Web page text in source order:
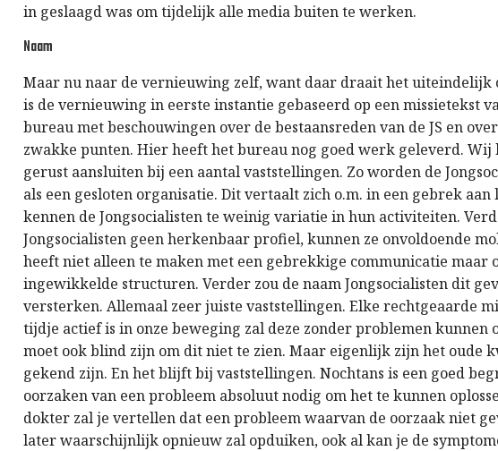
in geslaagd was om tijdelijk alle media buiten te werken.
Naam
Maar nu naar de vernieuwing zelf, want daar draait het uiteindelijk
is de vernieuwing in eerste instantie gebaseerd op een missietekst
bureau met beschouwingen over de bestaansreden van de JS en
zwakke punten. Hier heeft het bureau nog goed werk geleverd. Wij
gerust aansluiten bij een aantal vaststellingen. Zo worden de
als een gesloten organisatie. Dit vertaalt zich o.m. in een gebrek aan
kennen de Jongsocialisten te weinig variatie in hun activiteiten.
Jongsocialisten geen herkenbaar profiel, kunnen ze onvoldoende
heeft niet alleen te maken met een gebrekkige communicatie maar
ingewikkelde structuren. Verder zou de naam Jongsocialisten dit
versterken. Allemaal zeer juiste vaststellingen. Elke rechtgeaarde
tijdje actief is in onze beweging zal deze zonder problemen kunnen
moet ook blind zijn om dit niet te zien. Maar eigenlijk zijn het oude
gekend zijn. En het blijft bij vaststellingen. Nochtans is een goed
oorzaken van een probleem absoluut nodig om het te kunnen
dokter zal je vertellen dat een probleem waarvan de oorzaak niet
later waarschijnlijk opnieuw zal opduiken, ook al kan je de